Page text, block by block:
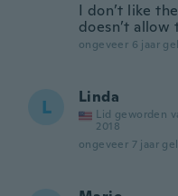
I don’t like
doesn’t allow
ongeveer 6 jaar
L Linda
Lid geworden
2018
ongeveer 7 jaar